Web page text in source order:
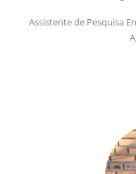
Assistente de Pesquisa